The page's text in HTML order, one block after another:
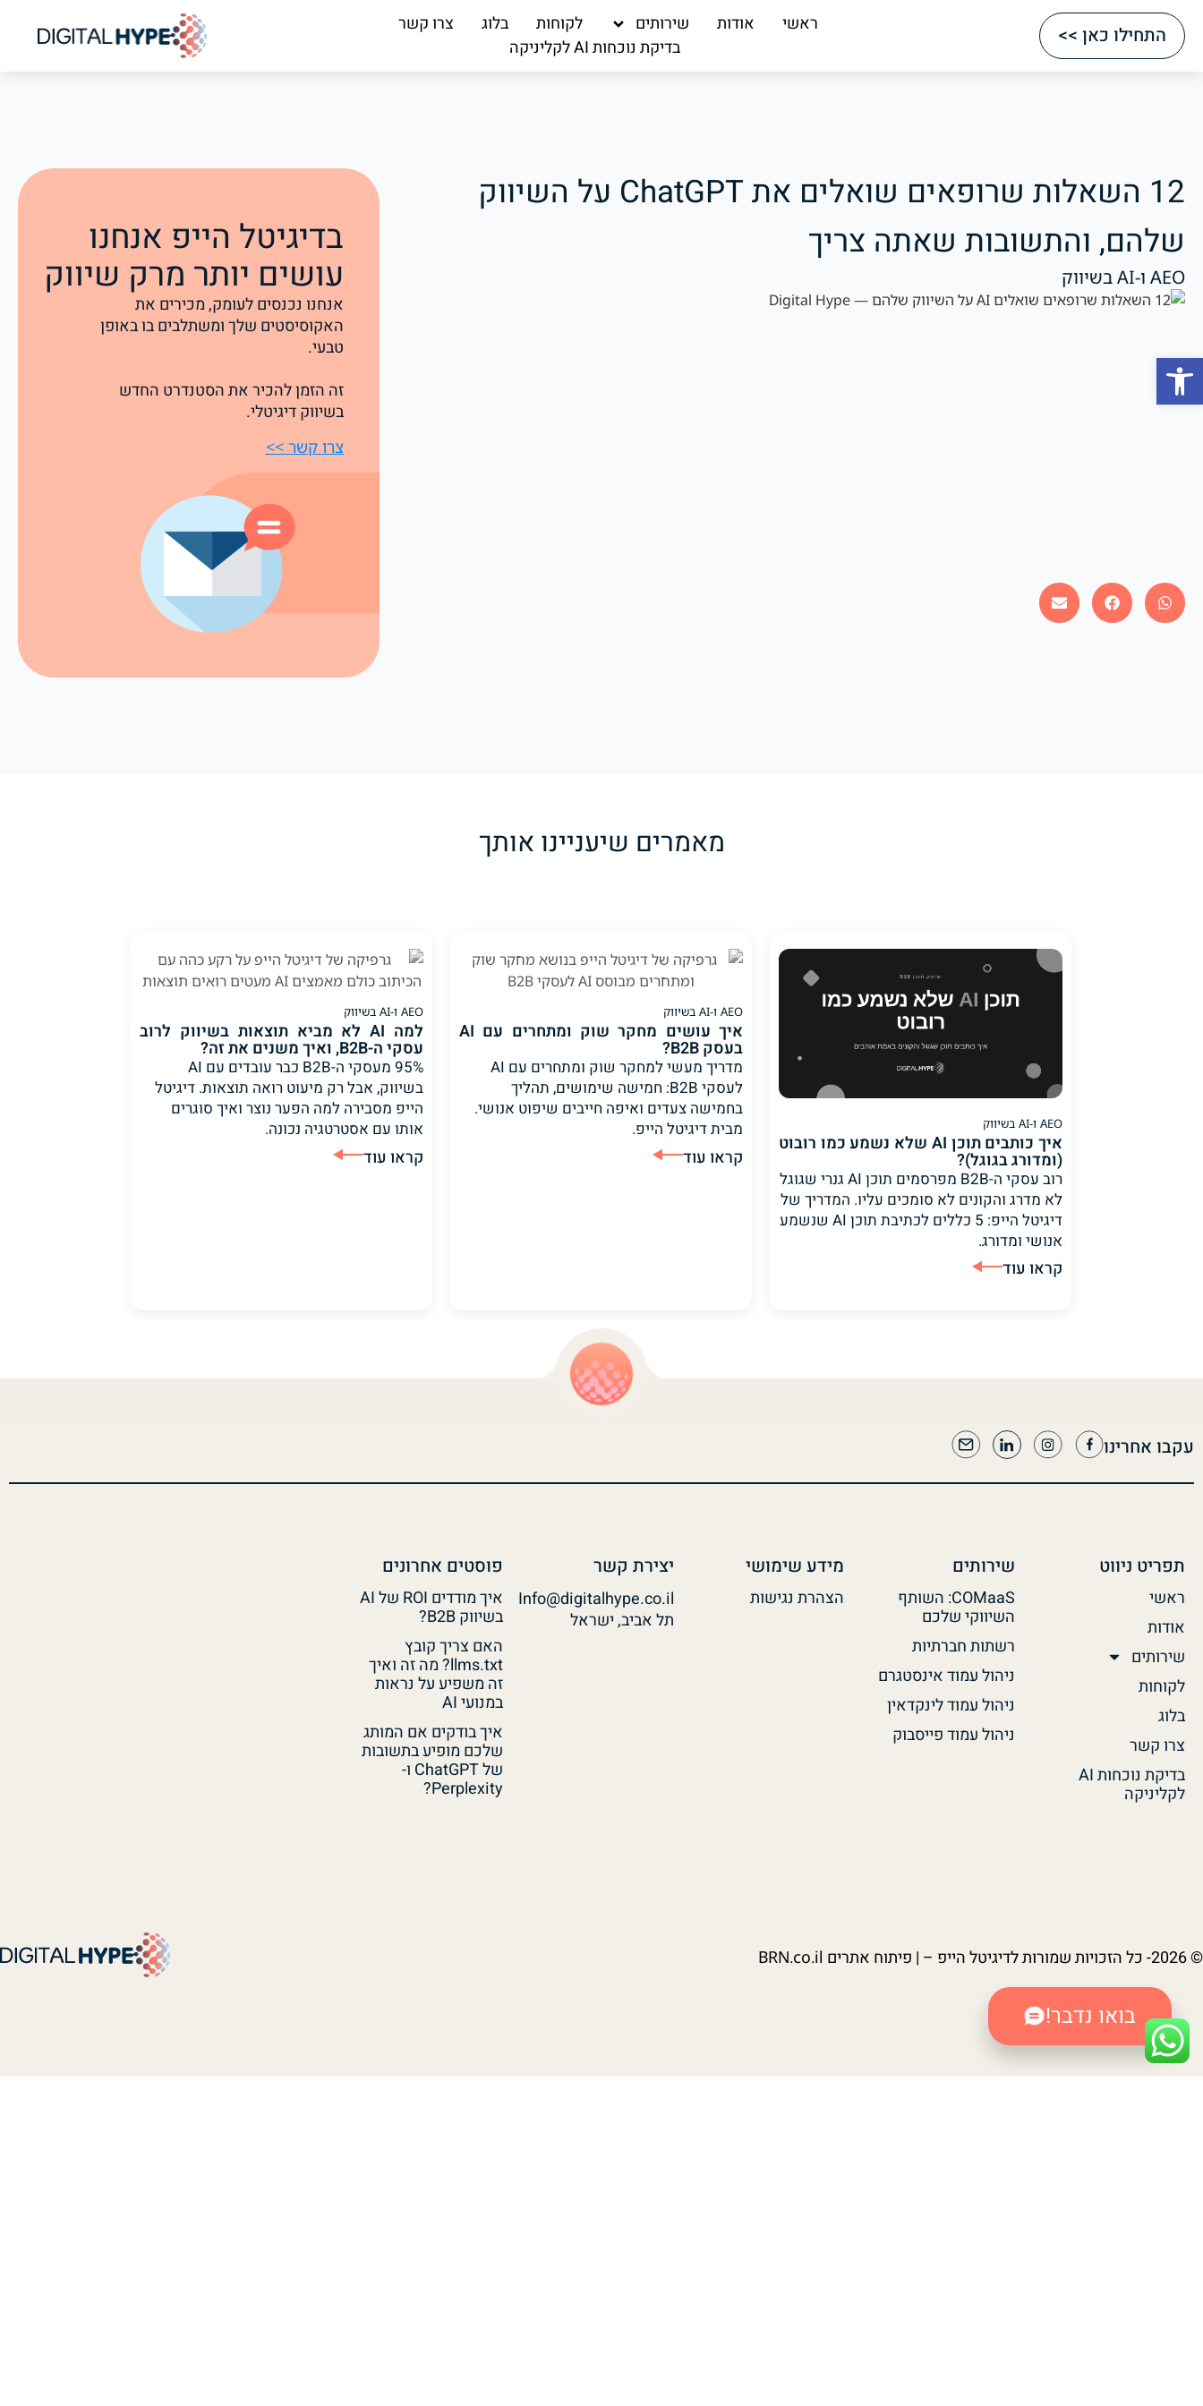
Open toolbar
התחילו כאן >> ראשי אודות שירותים לקוחות בלוג
צרו קשר
בדיקת נוכחות AI לקליניקה
בואו נדבר!
בדיגיטל הייפ אנחנו
עושים יותר מרק שיווק
אנחנו נכנסים לעומק, מכירים את
האקוסיסטים שלך ומשתלבים בו באופן
טבעי.
זה הזמן להכיר את הסטנדרט החדש
בשיווק דיגיטלי.
צרו קשר >>
12 השאלות שרופאים שואלים את ChatGPT על השיווק
שלהם, והתשובות שאתה צריך
AEO ו-AI בשיווק
מאמרים שיעניינו אותך
AEO ו-AI בשיווק
איך כותבים תוכן AI שלא נשמע כמו רובוט
(ומדורג בגוגל)?
רוב עסקי ה-B2B מפרסמים תוכן AI גנרי שגוגל
לא מדרג והקונים לא סומכים עליו. המדריך של
דיגיטל הייפ: 5 כללים לכתיבת תוכן AI שנשמע
אנושי ומדורג.
קראו עוד
AEO ו-AI בשיווק
איך עושים מחקר שוק ומתחרים עם AI
בעסק B2B?
מדריך מעשי למחקר שוק ומתחרים עם AI
לעסקי B2B: חמישה שימושים, תהליך
בחמישה צעדים ואיפה חייבים שיפוט אנושי.
מבית דיגיטל הייפ.
קראו עוד
AEO ו-AI בשיווק
למה AI לא מביא תוצאות בשיווק לרוב
עסקי ה-B2B, ואיך משנים את זה?
95% מעסקי ה-B2B כבר עובדים עם AI
בשיווק, אבל רק מיעוט רואה תוצאות. דיגיטל
הייפ מסבירה למה הפער נוצר ואיך סוגרים
אותו עם אסטרטגיה נכונה.
קראו עוד
עקבו אחרינו
תפריט ניווט
ראשי
אודות
שירותים
לקוחות
בלוג
צרו קשר
בדיקת נוכחות AI
לקליניקה
שירותים
COMaaS: השותף
השיווקי שלכם
רשתות חברתיות
ניהול עמוד אינסטגרם
ניהול עמוד לינקדאין
ניהול עמוד פייסבוק
מידע שימושי
הצהרת נגישות
יצירת קשר
Info@digitalhype.co.il
תל אביב, ישראל
פוסטים אחרונים
איך מודדים ROI של AI
בשיווק B2B?
האם צריך קובץ
llms.txt? מה זה ואיך
זה משפיע על נראות
במנועי AI
איך בודקים אם המותג
שלכם מופיע בתשובות
של ChatGPT ו-
Perplexity?
© 2026- כל הזכויות שמורות לדיגיטל הייפ – | פיתוח אתרים BRN.co.il